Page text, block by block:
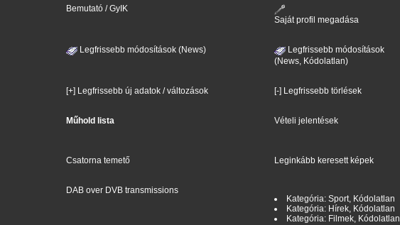
Bemutató / GyIK
Saját profil megadása
Legfrissebb módosítások (News)
Legfrissebb módosítások
(News, Kódolatlan)
[+] Legfrissebb új adatok / változások [-] Legfrissebb törlések
Műhold lista Vételi jelentések
Csatorna temető Leginkább keresett képek
DAB over DVB transmissions
Kategória: Sport, Kódolatlan
Kategória: Hírek, Kódolatlan
Kategória: Filmek, Kódolatlan